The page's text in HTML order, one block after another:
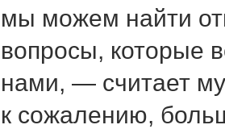
мы можем найти
вопросы, которые
нами, — считает
к сожалению,